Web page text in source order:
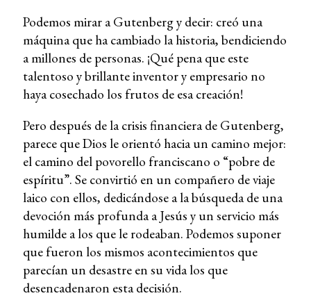
Podemos mirar a Gutenberg y decir: creó una
máquina que ha cambiado la historia, bendiciendo
a millones de personas. ¡Qué pena que este
talentoso y brillante inventor y empresario no
haya cosechado los frutos de esa creación!
Pero después de la crisis financiera de Gutenberg,
parece que Dios le orientó hacia un camino mejor:
el camino del povorello franciscano o “pobre de
espíritu”. Se convirtió en un compañero de viaje
laico con ellos, dedicándose a la búsqueda de una
devoción más profunda a Jesús y un servicio más
humilde a los que le rodeaban. Podemos suponer
que fueron los mismos acontecimientos que
parecían un desastre en su vida los que
desencadenaron esta decisión.